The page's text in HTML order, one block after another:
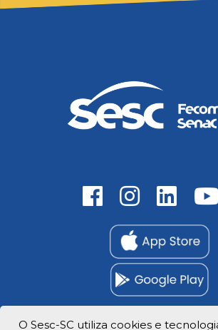
O Sesc-SC utiliza cookies e